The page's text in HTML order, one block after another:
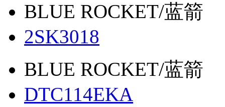
BLUE ROCKET/蓝箭
2SK3018
BLUE ROCKET/蓝箭
DTC114EKA